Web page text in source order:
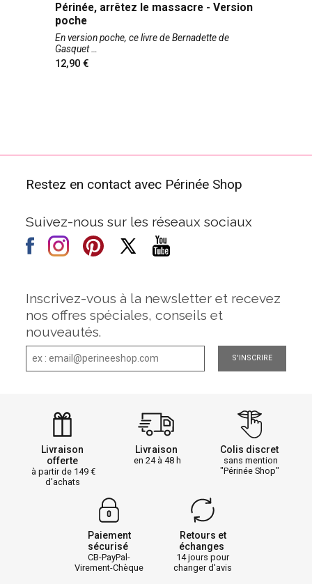
Périnée, arrêtez le massacre - Version
poche
En version poche, ce livre de Bernadette de
Gasquet
12,90
Restez en contact avec Périnée Shop
Suivez-nous sur les réseaux sociaux
Inscrivez-vous à la newsletter et recevez
nos offres spéciales, conseils et
nouveautés.
S'INSCRIRE
Livraison
offerte
à partir de 149
d'achats
Livraison
en 24 à 48 h
Colis discret
sans mention
"Périnée Shop"
Paiement
sécurisé
CB-PayPal-
Virement-Chèque
Retours et
échanges
14 jours pour
changer d'avis